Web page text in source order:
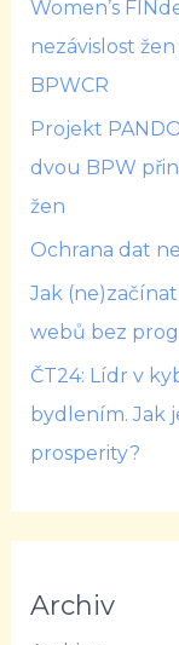
Women’s
nezávislost
BPWCR
Projekt
dvou BPW
žen
Ochrana dat
Jak
webů bez
ČT24: Lídr v
bydlením. Jak
prosperity?
Archiv